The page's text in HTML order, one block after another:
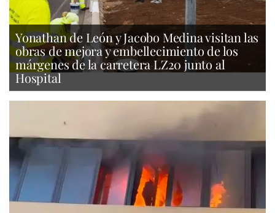
Yonathan de León y Jacobo Medina visitan las
obras de mejora y embellecimiento de los
márgenes de la carretera LZ20 junto al
Hospital